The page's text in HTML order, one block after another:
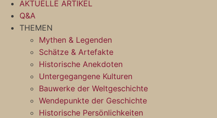
Zum
Inhalt
springen
AKTUELLE ARTIKEL
Q&A
THEMEN
Mythen & Legenden
Schätze & Artefakte
Historische Anekdoten
Untergegangene Kulturen
Bauwerke der Weltgeschichte
Wendepunkte der Geschichte
Historische Persönlichkeiten